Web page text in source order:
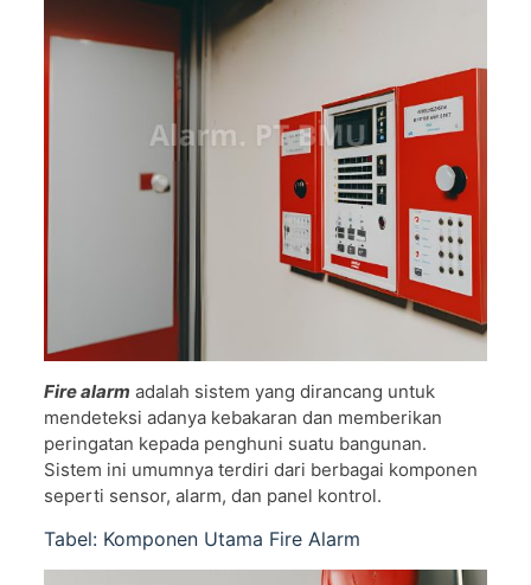
Fire alarm adalah sistem yang dirancang untuk
mendeteksi adanya kebakaran dan memberikan
peringatan kepada penghuni suatu bangunan.
Sistem ini umumnya terdiri dari berbagai komponen
seperti sensor, alarm, dan panel kontrol.
Tabel: Komponen Utama Fire Alarm